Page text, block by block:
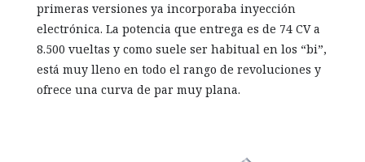
primeras versiones ya incorporaba inyección
electrónica. La potencia que entrega es de 74 CV a
8.500 vueltas y como suele ser habitual en los “bi”,
está muy lleno en todo el rango de revoluciones y
ofrece una curva de par muy plana.